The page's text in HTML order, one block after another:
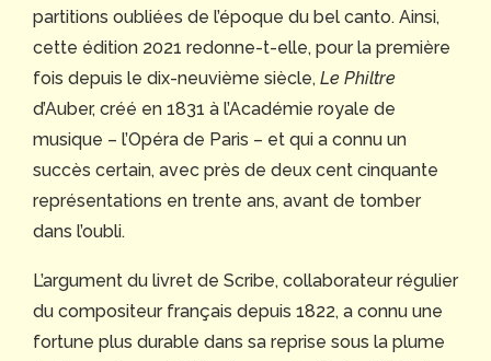
partitions oubliées de l’époque du bel canto. Ainsi,
cette édition 2021 redonne-t-elle, pour la première
fois depuis le dix-neuvième siècle, Le Philtre
d’Auber, créé en 1831 à l’Académie royale de
musique – l’Opéra de Paris – et qui a connu un
succès certain, avec près de deux cent cinquante
représentations en trente ans, avant de tomber
dans l’oubli.
L’argument du livret de Scribe, collaborateur régulier
du compositeur français depuis 1822, a connu une
fortune plus durable dans sa reprise sous la plume